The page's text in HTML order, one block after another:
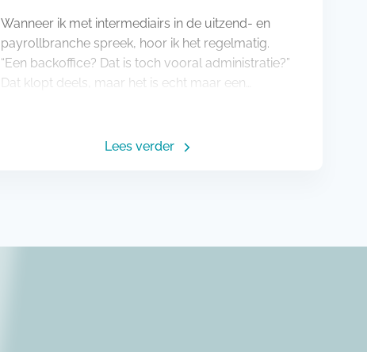
Wanneer ik met intermediairs in de uitzend- en
payrollbranche spreek, hoor ik het regelmatig.
“Een backoffice? Dat is toch vooral administratie?”
Dat klopt deels, maar het is echt maar een…
Lees verder